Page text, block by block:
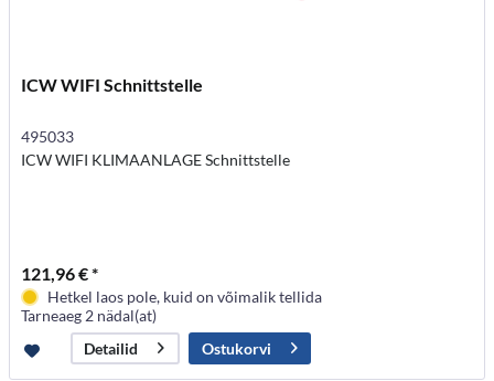
ICW WIFI Schnittstelle
495033
ICW WIFI KLIMAANLAGE Schnittstelle
121,96 € *
Hetkel laos pole, kuid on võimalik tellida
Tarneaeg 2 nädal(at)
Detailid
Ostukorvi